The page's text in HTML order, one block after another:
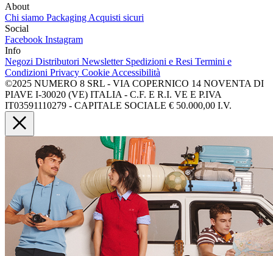
About
Chi siamo Packaging Acquisti sicuri
Social
Facebook Instagram
Info
Negozi Distributori Newsletter Spedizioni e Resi Termini e
Condizioni Privacy Cookie Accessibilità
©2025 NUMERO 8 SRL - VIA COPERNICO 14 NOVENTA DI
PIAVE I-30020 (VE) ITALIA - C.F. E R.I. VE E P.IVA
IT03591110279 - CAPITALE SOCIALE € 50.000,00 I.V.